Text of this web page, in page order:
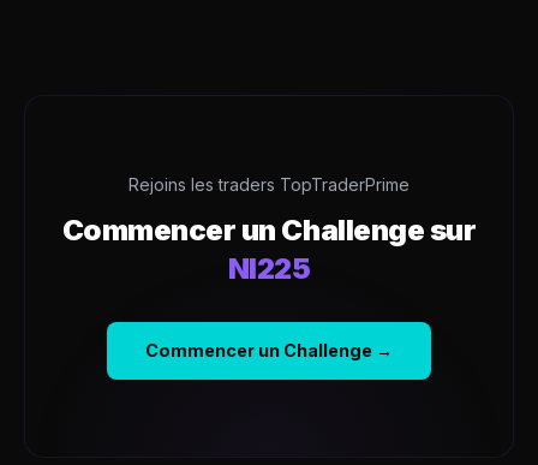
Rejoins les traders TopTraderPrime
Commencer un Challenge sur
NI225
Commencer un Challenge →